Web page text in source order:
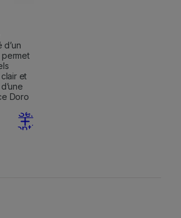
d’un
et
Doro
Select
options